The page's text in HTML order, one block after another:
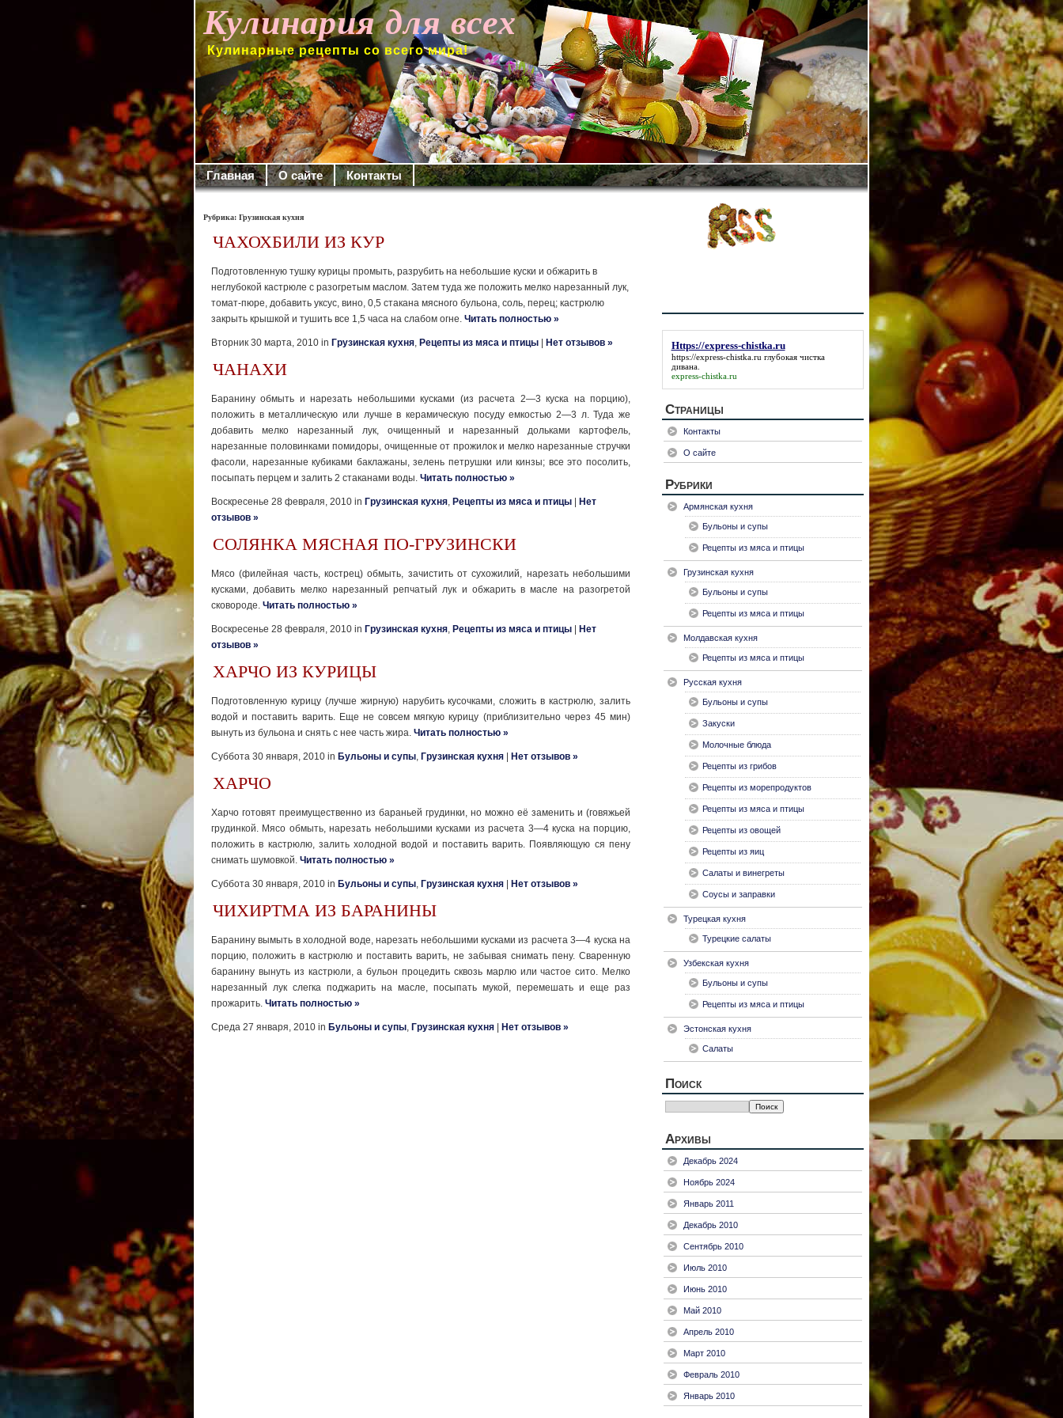
Кулинария для всех
Кулинарные рецепты со всего мира!
Главная О сайте Контакты
Рубрика: Грузинская кухня
ЧАХОХБИЛИ ИЗ КУР
Подготовленную тушку курицы промыть, разрубить на небольшие куски и обжарить в
неглубокой кастрюле с разогретым маслом. Затем туда же положить мелко нарезанный лук,
томат-пюре, добавить уксус, вино, 0,5 стакана мясного бульона, соль, перец; кастрюлю
закрыть крышкой и тушить все 1,5 часа на слабом огне. Читать полностью »
Вторник 30 марта, 2010 in Грузинская кухня, Рецепты из мяса и птицы Нет отзывов »
ЧАНАХИ
Баранину обмыть и нарезать небольшими кусками (из расчета 2—3 куска на порцию),
положить в метал­лическую или лучше в керамическую посуду емкостью 2—3 л. Туда же
добавить мелко нарезанный лук, очи­щенный и нарезанный дольками картофель,
нарезанные половинками помидоры, очищенные от прожилок и мел­ко нарезанные стручки
фасоли, нарезанные кубиками баклажаны, зелень петрушки или кинзы; все это посо­лить,
посыпать перцем и залить 2 стаканами воды. Читать полностью »
Воскресенье 28 февраля, 2010 in Грузинская кухня, Рецепты из мяса и птицы
Нет
отзывов »
СОЛЯНКА МЯСНАЯ ПО-ГРУЗИНСКИ
Мясо (филейная часть, кострец) обмыть, зачистить от сухожилий, нарезать небольшими
кусками, добавить мелко нарезанный репчатый лук и обжарить в масле на разогретой
сковороде. Читать полностью »
Воскресенье 28 февраля, 2010 in Грузинская кухня, Рецепты из мяса и птицы
Нет
отзывов »
ХАРЧО ИЗ КУРИЦЫ
Подготовленную курицу (лучше жирную) нарубить кусочками, сложить в кастрюлю, залить
водой и поста­вить варить. Еще не совсем мягкую курицу (приблизи­тельно через 45 мин)
вынуть из бульона и снять с нее часть жира. Читать полностью »
Суббота 30 января, 2010 in Бульоны и супы, Грузинская кухня Нет отзывов »
ХАРЧО
Харчо готовят преимущественно из бараньей грудин­ки, но можно её заменить и (говяжьей
грудинкой. Мясо обмыть, нарезать небольшими кусками из рас­чета 3—4 куска на порцию,
положить в кастрюлю, за­лить холодной водой и поставить варить. Появляющую ся пену
снимать шумовкой. Читать полностью »
Суббота 30 января, 2010 in Бульоны и супы, Грузинская кухня Нет отзывов »
ЧИХИРТМА ИЗ БАРАНИНЫ
Баранину вымыть в холодной воде, нарезать неболь­шими кусками из расчета 3—4 куска на
порцию, поло­жить в кастрюлю и поставить варить, не забывая сни­мать пену. Сваренную
баранину вынуть из кастрюли, а бульон процедить сквозь марлю или частое сито. Мелко
нарезанный лук слегка поджарить на масле, посыпать мукой, перемешать и еще раз
прожарить. Читать полностью »
Среда 27 января, 2010 in Бульоны и супы, Грузинская кухня Нет отзывов »
Https://express-chistka.ru
https://express-chistka.ru глубокая чистка
дивана.
express-chistka.ru
Страницы
Контакты
О сайте
Рубрики
Армянская кухня
Бульоны и супы
Рецепты из мяса и птицы
Грузинская кухня
Бульоны и супы
Рецепты из мяса и птицы
Молдавская кухня
Рецепты из мяса и птицы
Русская кухня
Бульоны и супы
Закуски
Молочные блюда
Рецепты из грибов
Рецепты из морепродуктов
Рецепты из мяса и птицы
Рецепты из овощей
Рецепты из яиц
Салаты и винегреты
Соусы и заправки
Турецкая кухня
Турецкие салаты
Узбекская кухня
Бульоны и супы
Рецепты из мяса и птицы
Эстонская кухня
Салаты
Поиск
Архивы
Декабрь 2024
Ноябрь 2024
Январь 2011
Декабрь 2010
Сентябрь 2010
Июль 2010
Июнь 2010
Май 2010
Апрель 2010
Март 2010
Февраль 2010
Январь 2010